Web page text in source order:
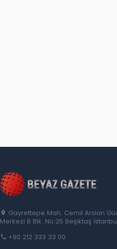
Gayrettepe Mah. Cemil Arslan
Merkezi B Blk. No:25 Beşiktaş
+90 212 333 33 00